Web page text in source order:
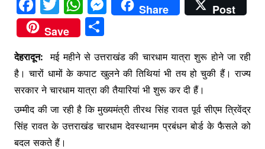
a
c
e
b
o
o
k
w
itt
er
h
at
s
A
p
p
e
s
e
n
g
er
Share
Post
Save
S
ar
e
देहरादून: मई महीने से उत्तराखंड की चारधाम यात्रा शुरू होने जा रही
है। चारों धामों के कपाट खुलने की तिथियां भी तय हो चुकी हैं। राज्य
सरकार ने चारधाम यात्रा की तैयारियां भी शुरू कर दी हैं।
उम्मीद की जा रही है कि मुख्यमंत्री तीरथ सिंह रावत पूर्व सीएम त्रिवेंद्र
सिंह रावत के उत्तराखंड चारधाम देवस्थानम प्रबंधन बोर्ड के फैसले को
बदल सकते हैं।